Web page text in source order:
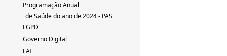
Programação Anual
de Saúde do ano de 2024 - PAS
LGPD
Governo Digital
LAI